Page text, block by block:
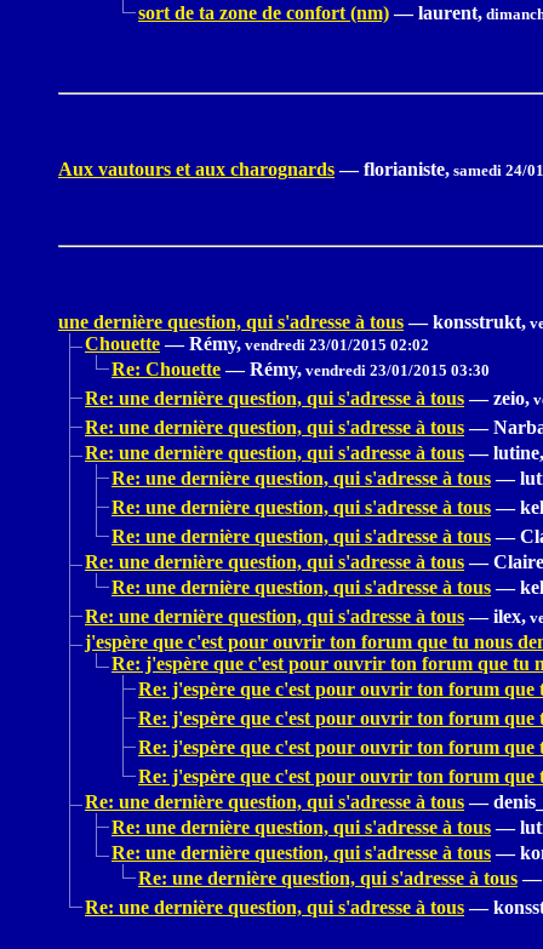
sort de ta zone de confort (nm) — laurent,
Aux vautours et aux charognards — florianiste, samedi 24/
une dernière question, qui s'adresse à tous — konsstrukt,
Chouette — Rémy, vendredi 23/01/2015 02:02
Re: Chouette — Rémy, vendredi 23/01/2015 03:30
Re: une dernière question, qui s'adresse à tous — zeio,
Re: une dernière question, qui s'adresse à tous —
Re: une dernière question, qui s'adresse à tous — lutine,
Re: une dernière question, qui s'adresse à tous —
Re: une dernière question, qui s'adresse à tous —
Re: une dernière question, qui s'adresse à tous —
Re: une dernière question, qui s'adresse à tous —
Re: une dernière question, qui s'adresse à tous —
Re: une dernière question, qui s'adresse à tous — ilex,
j'espère que c'est pour ouvrir ton forum que tu nous
Re: j'espère que c'est pour ouvrir ton forum que tu
Re: j'espère que c'est pour ouvrir ton forum que
Re: j'espère que c'est pour ouvrir ton forum que
Re: j'espère que c'est pour ouvrir ton forum que
Re: j'espère que c'est pour ouvrir ton forum que
Re: une dernière question, qui s'adresse à tous —
Re: une dernière question, qui s'adresse à tous —
Re: une dernière question, qui s'adresse à tous —
Re: une dernière question, qui s'adresse à tous —
Re: une dernière question, qui s'adresse à tous —